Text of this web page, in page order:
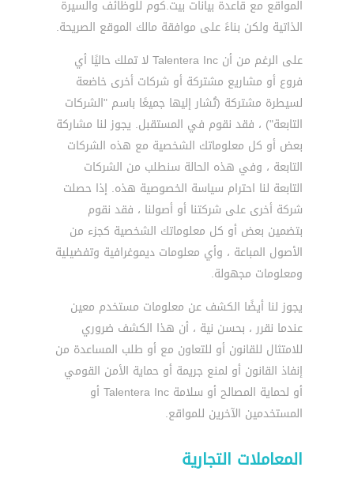
المواقع مع قاعدة بيانات بيت.كوم للوظائف والسيرة
الذاتية ولكن بناءً على موافقة مالك الموقع الصريحة.
على الرغم من أن Talentera Inc لا تملك حاليًا أي
فروع أو مشاريع مشتركة أو شركات أخرى خاضعة
لسيطرة مشتركة (تُشار إليها جميعًا باسم "الشركات
التابعة") ، فقد نقوم في المستقبل. يجوز لنا مشاركة
بعض أو كل معلوماتك الشخصية مع هذه الشركات
التابعة ، وفي هذه الحالة سنطلب من الشركات
التابعة لنا احترام سياسة الخصوصية هذه. إذا حصلت
شركة أخرى على شركتنا أو أصولنا ، فقد نقوم
بتضمين بعض أو كل معلوماتك الشخصية كجزء من
الأصول المباعة ، وأي معلومات ديموغرافية وتفضيلية
ومعلومات مجهولة.
يجوز لنا أيضًا الكشف عن معلومات مستخدم معين
عندما نقرر ، بحسن نية ، أن هذا الكشف ضروري
للامتثال للقانون أو للتعاون مع أو طلب المساعدة من
إنفاذ القانون أو لمنع جريمة أو حماية الأمن القومي
أو لحماية المصالح أو سلامة Talentera Inc أو
المستخدمين الآخرين للمواقع.
المعاملات التجارية